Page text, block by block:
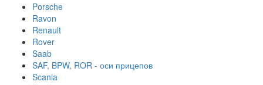
Porsche
Ravon
Renault
Rover
Saab
SAF, BPW, ROR - оси прицепов
Scania